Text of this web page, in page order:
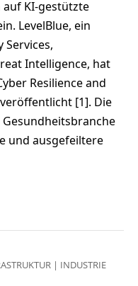
KI-gestützte
LevelBlue, ein
Services,
Intelligence, hat
Resilience and
[1]. Die
Gesundheitsbranche
und ausgefeiltere
| INDUSTRIE